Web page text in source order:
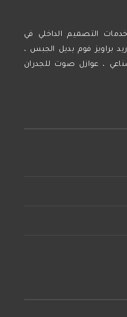
التصميم الداخلي في
براويز فوم بديل الجبس ،
، عوازل صوت للجدران